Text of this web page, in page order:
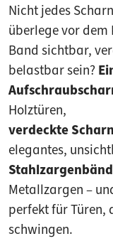
Nicht jedes
überlege vor
Band sichtbar,
belastbar sein?
Holztüren,
verdeckte
elegantes,
Metallzargen –
perfekt für Türen,
schwingen.